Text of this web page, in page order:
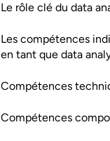
Le rôle clé du data
Les compétences
en tant que data
Compétences
Compétences